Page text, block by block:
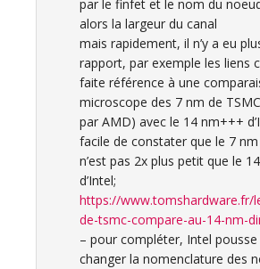
par le finfet et le nom du
alors la largeur du canal
mais rapidement, il n’y a eu
rapport, par exemple les liens
faite référence à une
microscope des 7 nm de
par AMD) avec le 14 nm+++
facile de constater que le 7 nm
n’est pas 2x plus petit que le
d’Intel;
https://www.tomshardware.fr/
de-tsmc-compare-au-14-nm-
– pour compléter, Intel
changer la nomenclature des